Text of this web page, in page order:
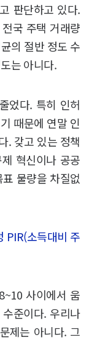
판단하고 있다.
국 주택 거래량
의 절반 정도 수
는 아니다.
었다. 특히 인허
때문에 연말 인
. 갖고 있는 정책
혁신이나 공공
물량을 차질없
PIR(소득대비 주
사이에서 움
준이다. 우리나
제는 아니다. 그